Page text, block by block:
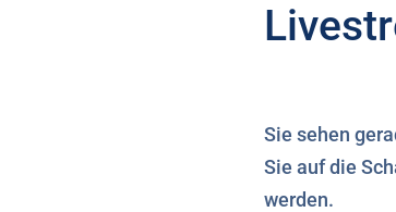
Sie sehen
Sie auf die
werden.